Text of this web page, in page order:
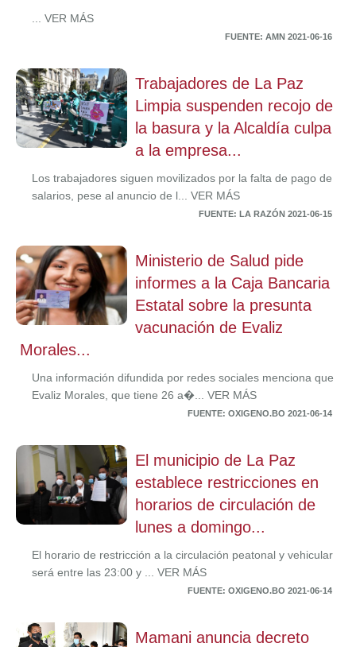
... VER MÁS
FUENTE: AMN 2021-06-16
Trabajadores de La Paz
Limpia suspenden recojo de
la basura y la Alcaldía culpa
a la empresa...
Los trabajadores siguen movilizados por la falta de pago de
salarios, pese al anuncio de l... VER MÁS
FUENTE: LA RAZÓN 2021-06-15
Ministerio de Salud pide
informes a la Caja Bancaria
Estatal sobre la presunta
vacunación de Evaliz
Morales...
Una información difundida por redes sociales menciona que
Evaliz Morales, que tiene 26 a�... VER MÁS
FUENTE: OXIGENO.BO 2021-06-14
El municipio de La Paz
establece restricciones en
horarios de circulación de
lunes a domingo...
El horario de restricción a la circulación peatonal y vehicular
será entre las 23:00 y ... VER MÁS
FUENTE: OXIGENO.BO 2021-06-14
Mamani anuncia decreto